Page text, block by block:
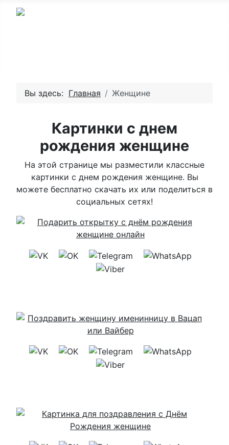
Вы здесь: Главная Женщине
Картинки с днем
рождения женщине
На этой странице мы разместили классные
картинки с днем рождения женщине. Вы
можете бесплатно скачать их или поделиться в
социальных сетях!